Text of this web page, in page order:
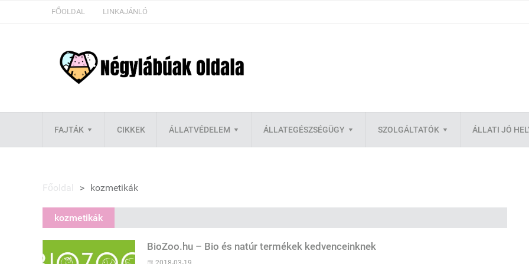
FŐOLDAL LINKAJÁNLÓ
FAJTÁK CIKKEK ÁLLATVÉDELEM ÁLLATEGÉSZSÉGÜGY SZOLGÁLTATÓK ÁLLATI JÓ
Főoldal > kozmetikák
kozmetikák
BioZoo.hu – Bio és natúr termékek kedvenceinknek